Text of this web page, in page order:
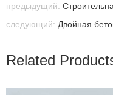
предыдущий: Строительная
следующий: Двойная
Related